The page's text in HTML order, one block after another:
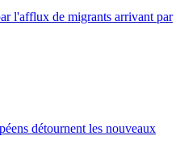
l'afflux de migrants arrivant par
détournent les nouveaux